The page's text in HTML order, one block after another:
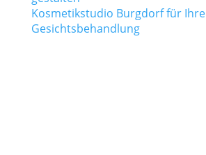
Kosmetikstudio Burgdorf für Ihre
Gesichtsbehandlung